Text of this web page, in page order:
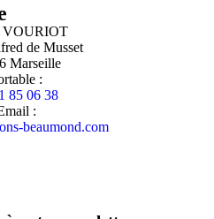
VOURIOT
de Musset
Marseille
:
85 06 38
:
beaumond.com